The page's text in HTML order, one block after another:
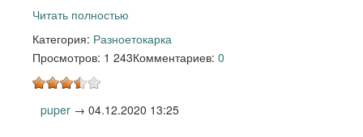
Читать полностью
Категория: Разноетокарка
Просмотров: 1 243Комментариев: 0
puper → 04.12.2020 13:25